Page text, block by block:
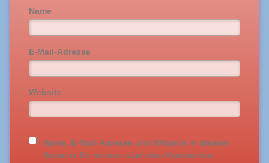
Name
E-Mail-Adresse
Website
Name, E-Mail-Adresse und Website in diesem
Browser für meinen nächsten Kommentar